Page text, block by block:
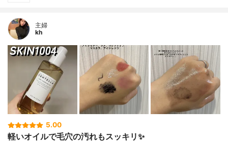
主婦
kh
5.00
軽いオイルで毛穴の汚れもスッキリ✨